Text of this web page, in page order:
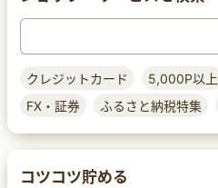
クレジットカード 5,000P以上
FX・証券
ふるさと納税特集
コツコツ貯める